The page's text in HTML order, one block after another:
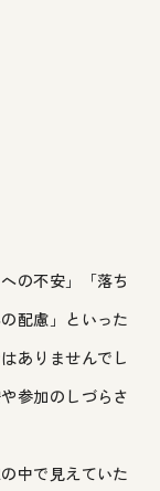
の不安」「落ち
配慮」といった
ありませんでし
参加のしづらさ
中で見えていた